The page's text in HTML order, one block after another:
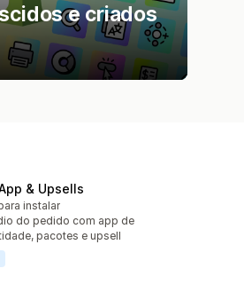
e criados
& Upsells
instalar
do pedido com app de
pacotes e upsell